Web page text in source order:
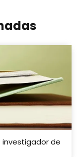
investigador de